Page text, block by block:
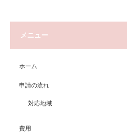
メニュー
ホーム
申請の流れ
対応地域
費用